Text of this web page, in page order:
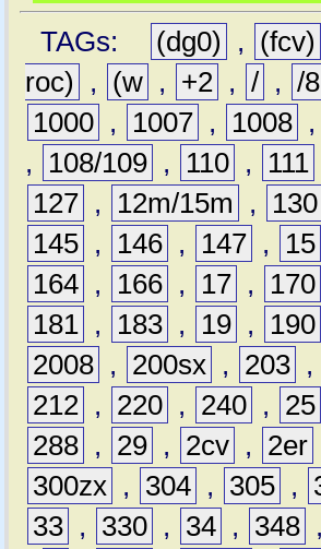
TAGs:
(dg0) , (fcv)
roc)
, (w , +2 , / , /8
1000 , 1007 , 1008 ,
,
108/109 , 110 , 111
127 , 12m/15m , 130
145 , 146 , 147 , 15
164 , 166 , 17 , 170
181 , 183 , 19 , 190
2008 , 200sx , 203 ,
212 , 220 , 240 , 25
288 , 29 , 2cv , 2er
300zx , 304 , 305 ,
33 , 330 , 34 , 348 ,